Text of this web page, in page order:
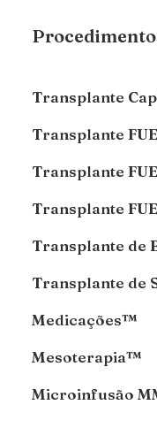
Transplante
Transplante
Transplante
Transplante
Transplante de
Transplante de
Medicações™
Mesoterapia™
Microinfusão